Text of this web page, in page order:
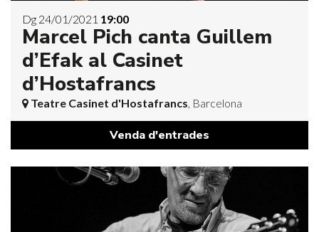
Dg 24/01/2021 19:00
Marcel Pich canta Guillem
d’Efak al Casinet
d’Hostafrancs
Teatre Casinet d'Hostafrancs, Barcelona
Venda d'entrades